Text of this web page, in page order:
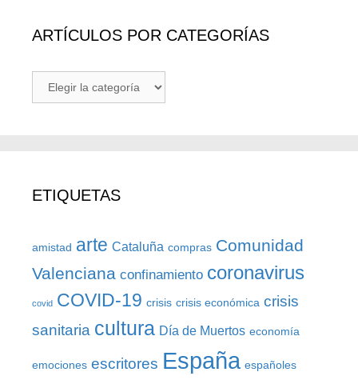
ARTÍCULOS POR CATEGORÍAS
ARTÍCULOS
POR
ETIQUETAS
amistad arte Cataluña compras Comunidad
Valenciana confinamiento coronavirus
covid COVID-19 crisis crisis económica crisis
sanitaria cultura Día de Muertos economía
emociones escritores España españoles